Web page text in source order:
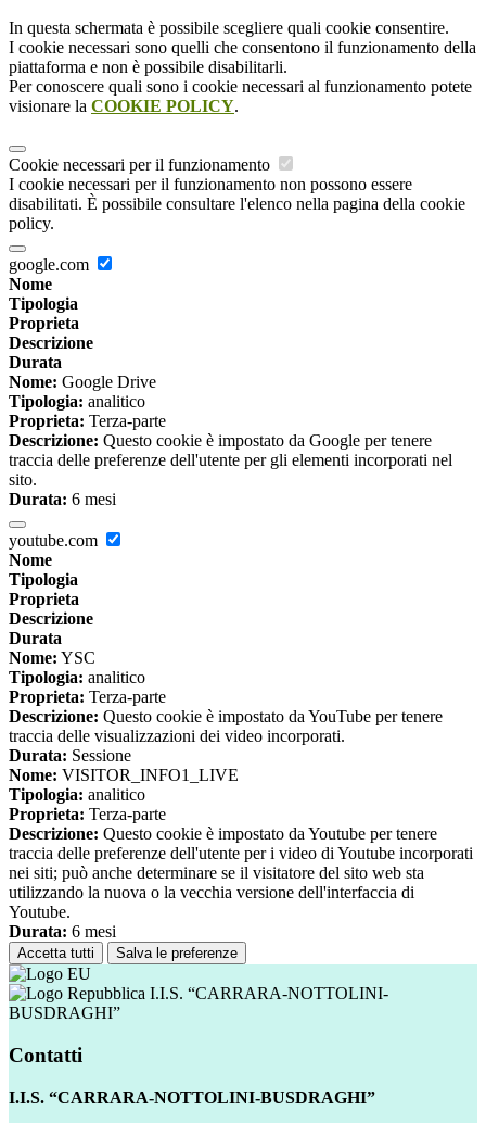
In questa schermata è possibile scegliere quali cookie consentire.
I cookie necessari sono quelli che consentono il funzionamento della
piattaforma e non è possibile disabilitarli.
Per conoscere quali sono i cookie necessari al funzionamento potete
visionare la COOKIE POLICY.
Cookie necessari per il funzionamento
I cookie necessari per il funzionamento non possono essere
disabilitati. È possibile consultare l'elenco nella pagina della cookie
policy.
google.com
Nome
Tipologia
Proprieta
Descrizione
Durata
Nome: Google Drive
Tipologia: analitico
Proprieta: Terza-parte
Descrizione: Questo cookie è impostato da Google per tenere
traccia delle preferenze dell'utente per gli elementi incorporati nel
sito.
Durata: 6 mesi
youtube.com
Nome
Tipologia
Proprieta
Descrizione
Durata
Nome: YSC
Tipologia: analitico
Proprieta: Terza-parte
Descrizione: Questo cookie è impostato da YouTube per tenere
traccia delle visualizzazioni dei video incorporati.
Durata: Sessione
Nome: VISITOR_INFO1_LIVE
Tipologia: analitico
Proprieta: Terza-parte
Descrizione: Questo cookie è impostato da Youtube per tenere
traccia delle preferenze dell'utente per i video di Youtube incorporati
nei siti; può anche determinare se il visitatore del sito web sta
utilizzando la nuova o la vecchia versione dell'interfaccia di
Youtube.
Durata: 6 mesi
Accetta tutti Salva le preferenze
I.I.S. “CARRARA-NOTTOLINI-
BUSDRAGHI”
Contatti
I.I.S. “CARRARA-NOTTOLINI-BUSDRAGHI”